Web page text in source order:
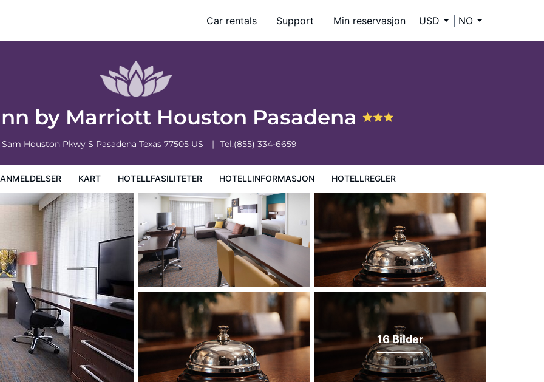
Car rentals Support Min reservasjon USD NO
by Marriott Houston Pasadena
Sam Houston Pkwy S Pasadena Texas 77505 US Tel.(855) 334-6659
KART HOTELLFASILITETER HOTELLINFORMASJON HOTELLREGLER
16 Bilder